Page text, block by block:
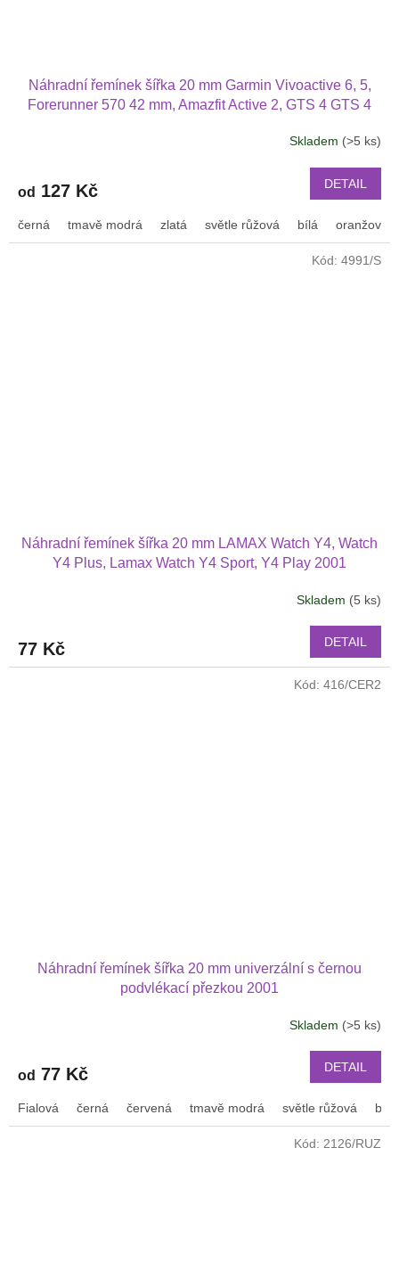
Náhradní řemínek šířka 20 mm Garmin Vivoactive 6, 5,
Forerunner 570 42 mm, Amazfit Active 2, GTS 4 GTS 4
Skladem (>5 ks)
od 127 Kč DETAIL
černá tmavě modrá zlatá světle růžová bílá oranžová
Náhradní řemínek šířka 20 mm LAMAX Watch Y4, Watch
Y4 Plus, Lamax Watch Y4 Sport, Y4 Play 2001
Skladem (5 ks)
77 Kč DETAIL
Kód: 4991/S
Náhradní řemínek šířka 20 mm univerzální s černou
podvlékací přezkou 2001
Skladem (>5 ks)
od 77 Kč DETAIL
Fialová černá červená tmavě modrá světle růžová bílá
Kód: 416/CER2
Kód: 2126/RUZ